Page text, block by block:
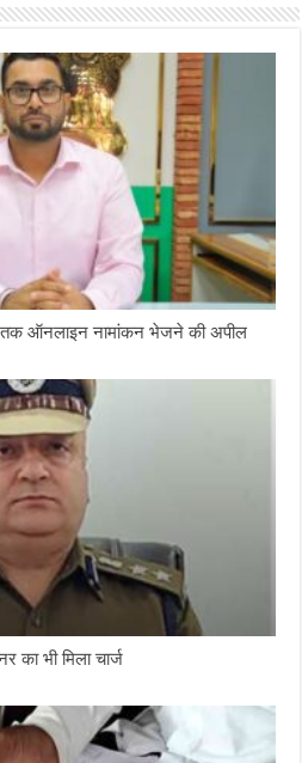
तक ऑनलाइन नामांकन भेजने की अपील
का भी मिला चार्ज